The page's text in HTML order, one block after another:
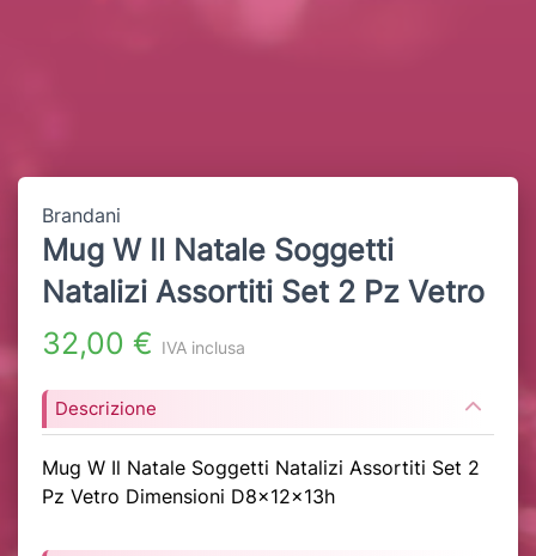
Brandani
Mug W Il Natale Soggetti
Natalizi Assortiti Set 2 Pz Vetro
32,00 € IVA inclusa
Descrizione
Mug W Il Natale Soggetti Natalizi Assortiti Set 2
Pz Vetro Dimensioni D8x12x13h